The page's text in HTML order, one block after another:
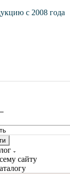
с 2008 года
сайту